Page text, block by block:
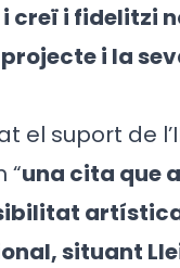
creï i fidelitzi
i la
el suport de
“una cita que
situant